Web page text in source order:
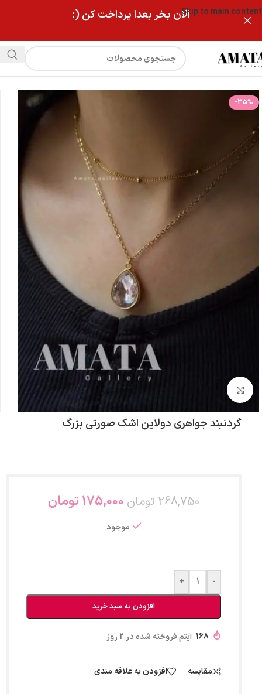
Skip to main contentالان بخر بعدا پرداخت کن (:
فروشگاه گردنبند جواهری دولاین اشک صورتی بزرگ
-35%
بزرگنمایی تصویر
گردنبند جواهری دولاین اشک صورتی بزرگ
268,750 تومان 175,000تومان
موجود
-
+
افزودن به سبد خرید
168 آیتم فروخته شده در 2 روز
مقایسه افزودن به علاقه مندی